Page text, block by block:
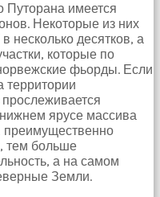
Путорана имеется
Некоторые из них
несколько десятков, а
которые по
фьорды. Если
территории
ярусе массива
преимущественно
тем больше
а на самом
Земли.